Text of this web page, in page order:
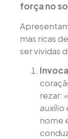
força no
mas ricas
ser vividas
rezar:
auxílio
nome